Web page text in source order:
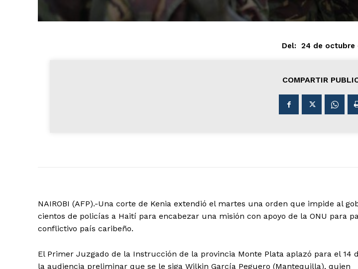
Del: 24 de octubre
COMPARTIR
NAIROBI (AFP).-Una corte de Kenia extendió el martes una orden que impide al
cientos de policías a Haití para encabezar una misión con apoyo de la ONU para
conflictivo país caribeño.
El Primer Juzgado de la Instrucción de la provincia Monte Plata aplazó para el 14
la audiencia preliminar que se le siga Wilkin García Peguero (Mantequilla), quien